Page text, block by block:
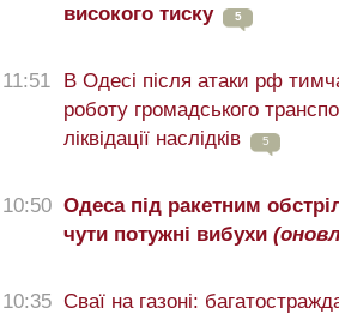
високого тиску
5
11:51
В Одесі після атаки рф
роботу громадського
ліквідації наслідків
5
10:50 Одеса під ракетним
чути потужні вибухи
10:35 Сваї на газоні: